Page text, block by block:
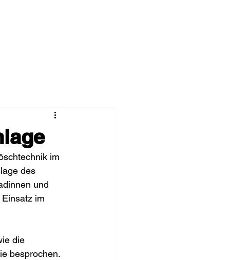
im
des
und
im
die
besprochen.